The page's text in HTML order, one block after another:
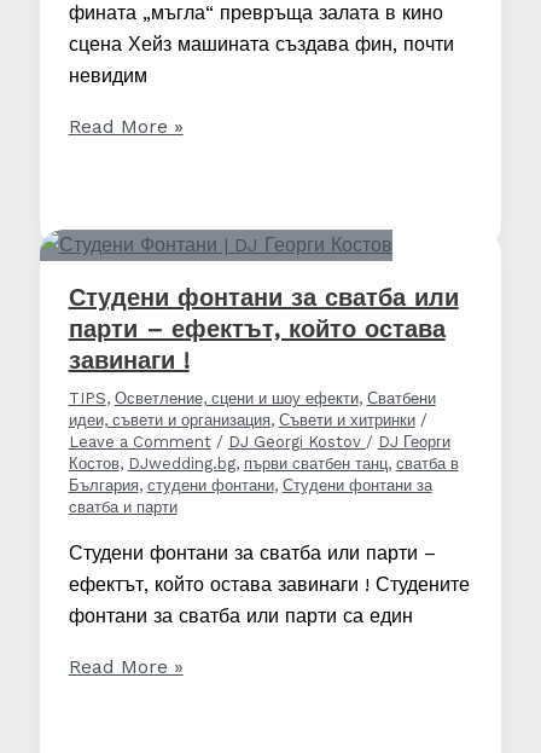
фината „мъгла“ превръща залата в кино
сцена Хейз машината създава фин, почти
невидим
Хейз
как
„мъгла“
превръща
залата
в
кино
сцена
Read More »
Студени фонтани за сватба или
парти – ефектът, който остава
завинаги !
TIPS, Осветление, сцени и шоу ефекти, Сватбени
идеи, съвети и организация, Съвети и хитринки/
Leave a Comment / DJ Georgi Kostov / DJ Георги
Костов, DJwedding.bg, първи сватбен танц, сватба в
България, студени фонтани, Студени фонтани за
сватба и парти
Студени фонтани за сватба или парти –
ефектът, който остава завинаги ! Студените
фонтани за сватба или парти са един
Студени
Read More »